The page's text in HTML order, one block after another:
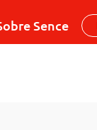
Sence